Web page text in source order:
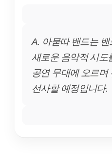
A. 아묻따 밴드는
새로운 음악적 시도
공연 무대에 오르며
선사할 예정입니다.